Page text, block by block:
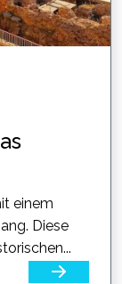
einem
Diese